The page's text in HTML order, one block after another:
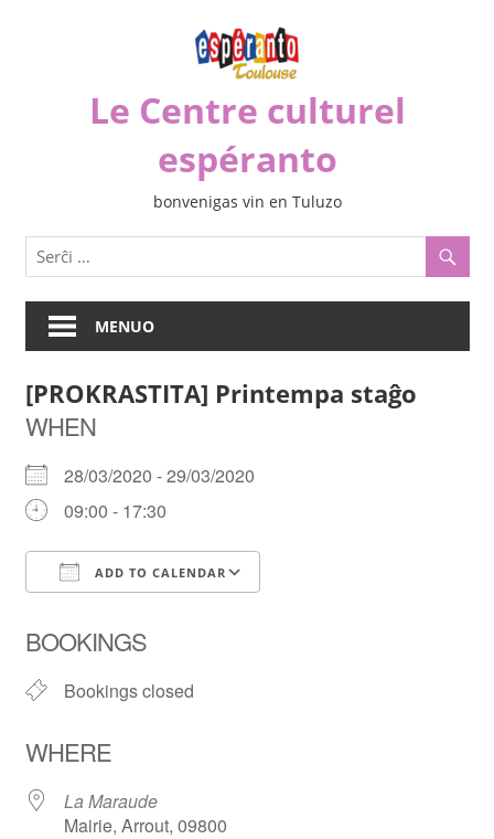
Le Centre culturel
espéranto
bonvenigas vin en Tuluzo
MENUO
[PROKRASTITA] Printempa staĝo
WHEN
28/03/2020 - 29/03/2020
09:00 - 17:30
ADD TO CALENDAR
BOOKINGS
Bookings closed
WHERE
La Maraude
Mairie, Arrout, 09800